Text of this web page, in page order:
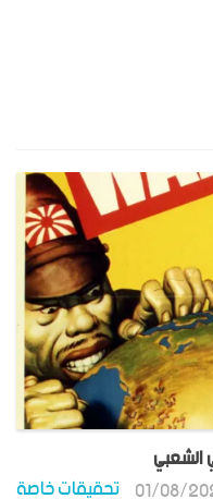
الشعبي
تحقيقات خاصة